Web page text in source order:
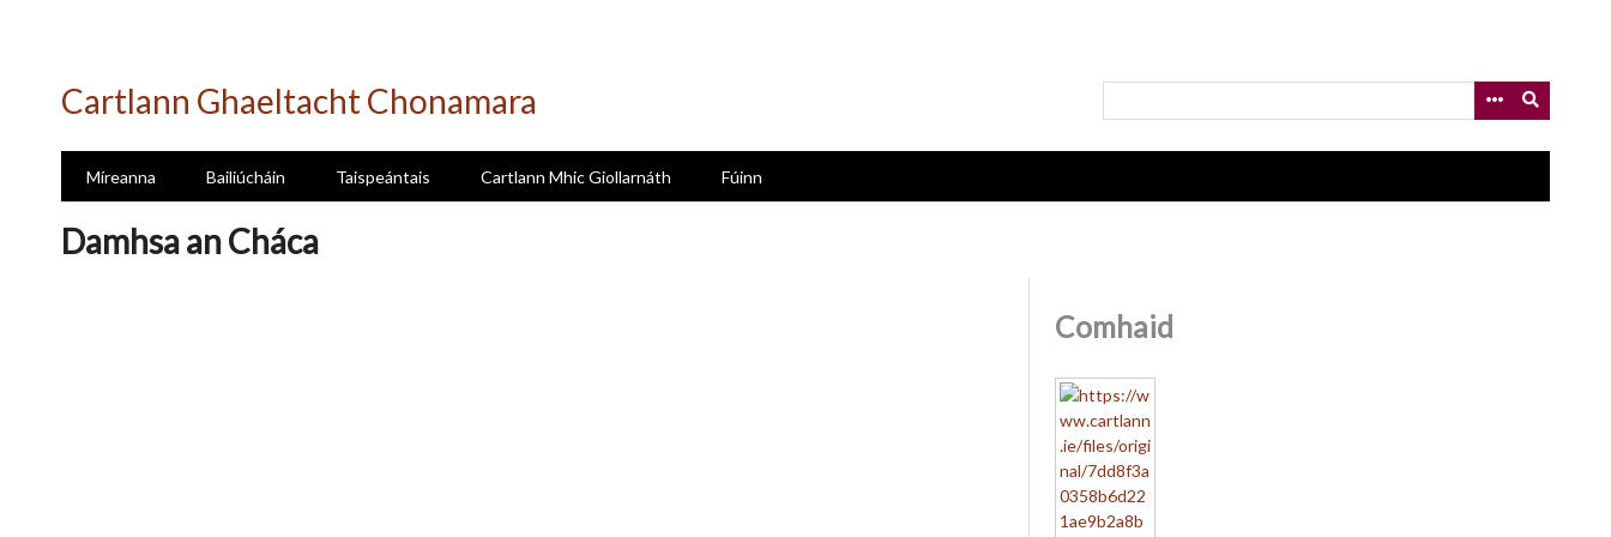
Cartlann Ghaeltacht Chonamara
Míreanna Bailiúcháin Taispeántais Cartlann Mhic Giollarnáth Fúinn
Damhsa an Cháca
Comhaid